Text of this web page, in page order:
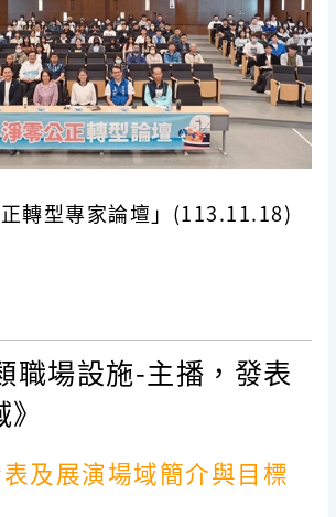
轉型專家論壇」(113.11.18)
職場設施-主播，發表
及展演場域簡介與目標